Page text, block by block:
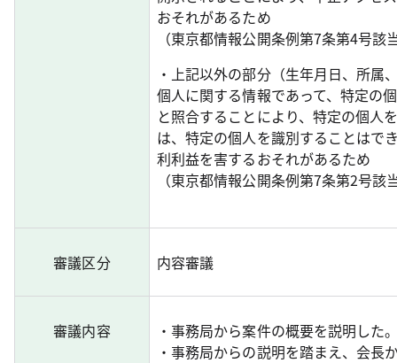
おそれがあるため
（東京都情報公開条例第7条第4号該
・上記以外の部分（生年月日、所属
個人に関する情報であって、特定の
と照合することにより、特定の個人
は、特定の個人を識別することはで
利利益を害するおそれがあるため
（東京都情報公開条例第7条第2号該
審議区分 内容審議
審議内容
・事務局から案件の概要を説明した
・事務局からの説明を踏まえ、会長